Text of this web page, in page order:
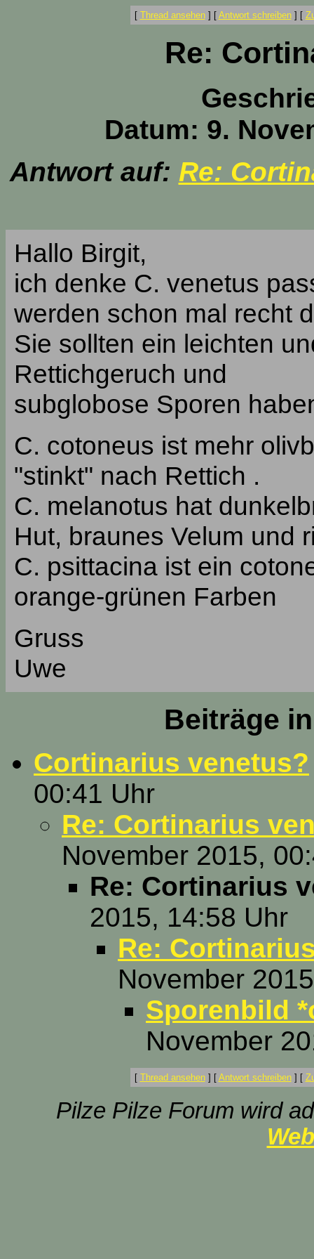
[ Thread ansehen] [ Antwort schreiben] [
Re:
Datum: 9.
Antwort auf: Re:
Hallo Birgit,
ich denke C. venetus
werden schon mal recht
Sie sollten ein leichten
Rettichgeruch und
subglobose Sporen
C. cotoneus ist mehr
"stinkt" nach Rettich .
C. melanotus hat
Hut, braunes Velum und
C. psittacina ist ein
orange-grünen Farben
Gruss
Uwe
Beiträge
Cortinarius venetus?
00:41 Uhr
Re: Cortinarius
November 2015,
Re: Cortinarius
2015, 14:58 Uhr
Re:
November
Sporenbild
November
[ Thread ansehen] [ Antwort schreiben] [
Pilze Pilze Forum wird